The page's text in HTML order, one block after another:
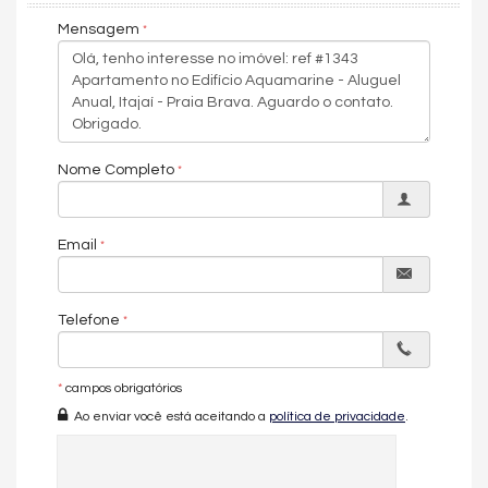
3 suítes
Living amplo e integrado
Sacada gourmet com churrasqueira a carvão
Vista mar permanente
Mobiliado e decorado
3 vagas de garagem
Este é o imóvel ideal tanto para moradia quanto para
investimento, em uma das localizações mais desejadas
Entre em contato agora mesmo e agende sua visita.
Aquecimento de Água
Ar Condicionado
Churrasqueira
Mensagem
Nome Completo
Email
Telefone
* campos obrigatórios
Ao enviar você está aceitando a política de privacidade.